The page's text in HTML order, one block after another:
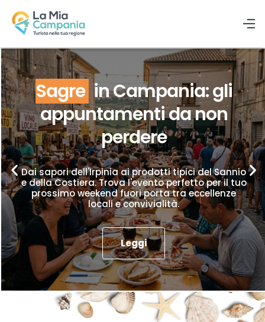
Sagre in Campania: gli
appuntamenti da non
perdere
Dai sapori dell'Irpinia ai prodotti tipici del Sannio
e della Costiera. Trova l'evento perfetto per il tuo
prossimo weekend fuori porta tra eccellenze
locali e convivialità.
Leggi